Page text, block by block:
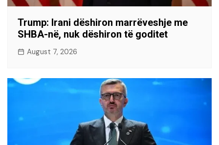
Trump: Irani dëshiron marrëveshje me
SHBA-në, nuk dëshiron të goditet
August 7, 2026